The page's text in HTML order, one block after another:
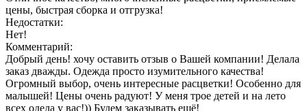
цены, быстрая сборка и отгрузка!
Недостатки:
Нет!
Комментарий:
Добрый день! хочу оставить отзыв о Вашей компании! Делала
заказ дважды. Одежда просто изумительного качества!
Огромный выбор, очень интересные расцветки! Особенно для
малышей! Цены очень радуют! У меня трое детей и на лето
всех одела у вас!)) Будем заказывать ещё!